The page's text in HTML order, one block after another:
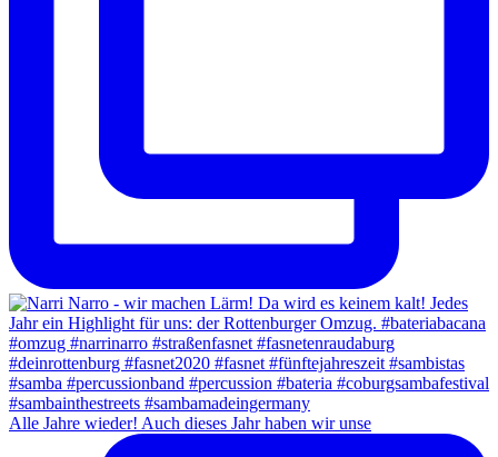
Alle Jahre wieder! Auch dieses Jahr haben wir unse